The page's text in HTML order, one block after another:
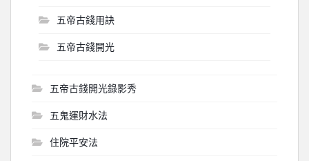
五帝古錢用訣
五帝古錢開光
五帝古錢開光錄影秀
五鬼運財水法
住院平安法